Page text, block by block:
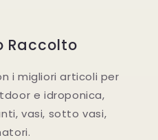
Raccolto
i migliori articoli per
e idroponica,
vasi, sotto vasi,